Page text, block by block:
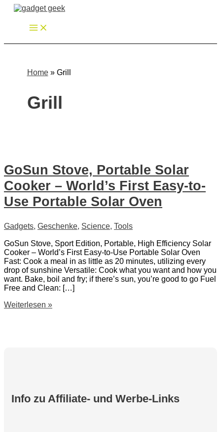
Zum
springen
Home» Grill
Grill
GoSun Stove, Portable Solar
Cooker – World’s First Easy-to-
Use Portable Solar Oven
Gadgets, Geschenke, Science, Tools
GoSun Stove, Sport Edition, Portable, High Efficiency Solar
Cooker – World’s First Easy-to-Use Portable Solar Oven
Fast: Cook a meal in as little as 20 minutes, utilizing every
drop of sunshine Versatile: Cook what you want and how you
want. Bake, boil and fry; if there’s sun, you’re good to go Fuel
Free and Clean: […]
GoSun
Use
Portable
Weiterlesen »
Info zu Affiliate- und Werbe-Links